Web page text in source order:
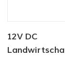
12V DC